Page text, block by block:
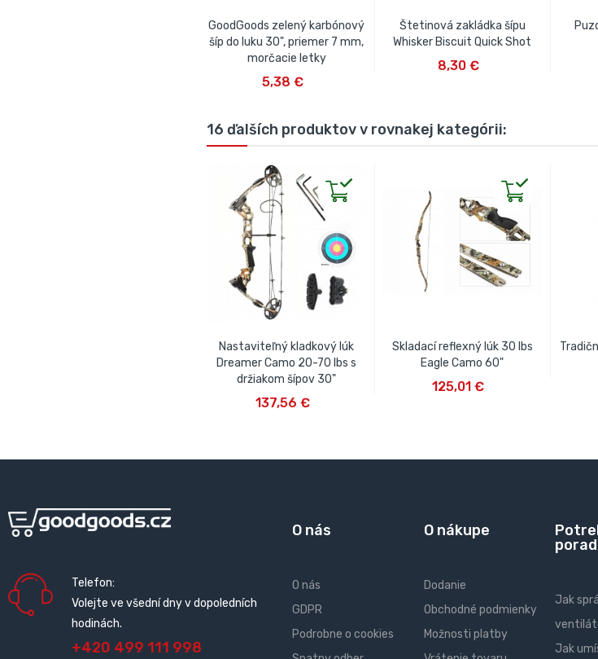
GoodGoods zelený karbónový
šíp do luku 30", priemer 7 mm,
morčacie letky
5,38 €
Štetinová zakládka šípu
Whisker Biscuit Quick Shot
8,30 €
16 ďalších produktov v rovnakej kategórii:
Nastaviteľný kladkový lúk
Dreamer Camo 20-70 lbs s
držiakom šípov 30"
137,56 €
Skladací reflexný lúk 30 lbs
Eagle Camo 60"
125,01 €
Telefon:
Volejte ve všední dny v dopoledních
hodinách.
+420 499 111 998
O nás
O nás
GDPR
Podrobne o cookies
O nákupe
Dodanie
Obchodné podmienky
Možnosti platby
Jak
Jak